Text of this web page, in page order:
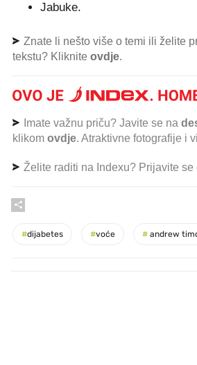
Jabuke.
Znate li nešto više o temi ili želite
tekstu? Kliknite ovdje.
Imate važnu priču? Javite se na
klikom ovdje. Atraktivne fotografije i
Želite raditi na Indexu? Prijavite se
#dijabetes #voće # andrew